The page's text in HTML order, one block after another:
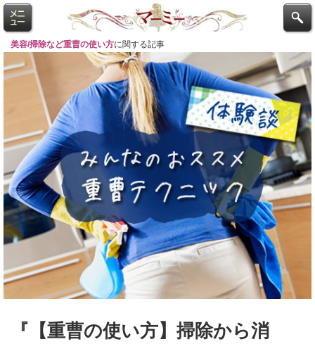
美容/掃除など重曹の使い方に関する記事
『【重曹の使い方】掃除から消